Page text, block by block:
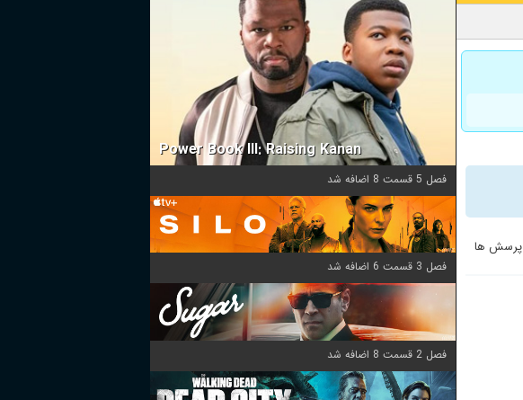
پرسش ها
Power Book III: Raising Kanan
فصل 5 قسمت 8 اضافه شد
فصل 3 قسمت 6 اضافه شد
فصل 2 قسمت 8 اضافه شد